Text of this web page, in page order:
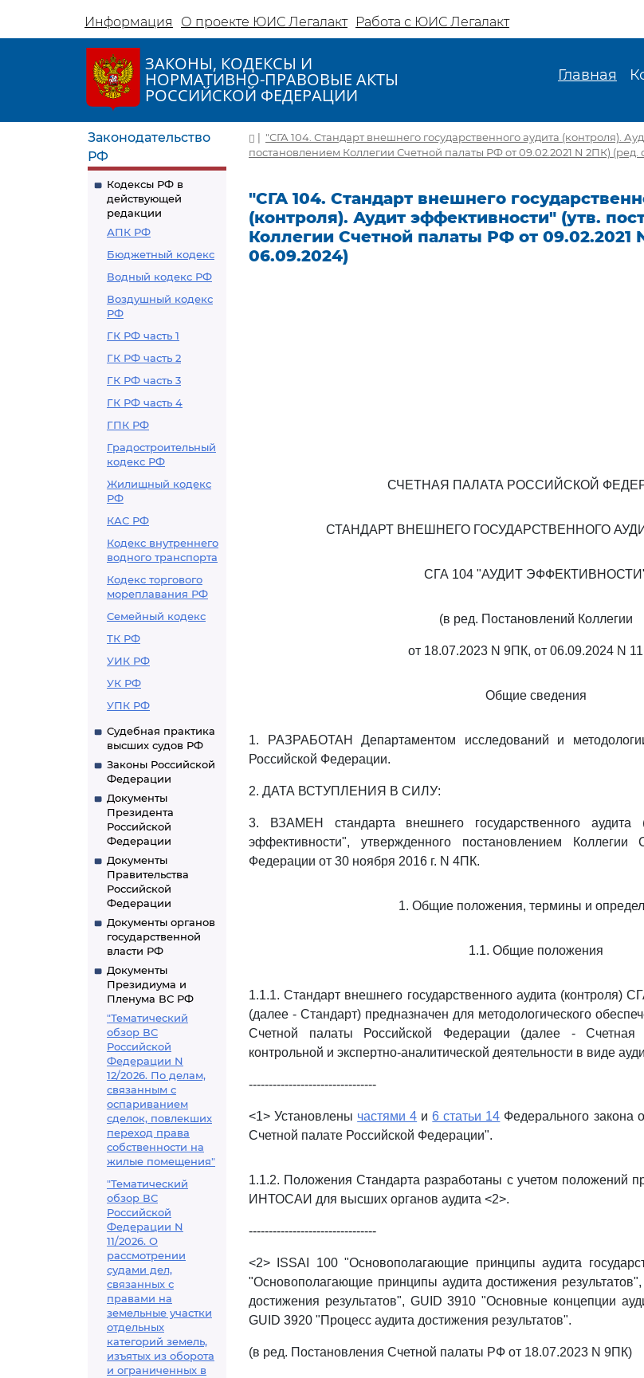
Информация О проекте ЮИС Легалакт Работа с ЮИС Легалакт
ЗАКОНЫ, КОДЕКСЫ И
НОРМАТИВНО-ПРАВОВЫЕ АКТЫ
РОССИЙСКОЙ ФЕДЕРАЦИИ
Главная
Законодательство
РФ
Кодексы РФ в
действующей
редакции
АПК РФ
Бюджетный кодекс
Водный кодекс РФ
Воздушный кодекс
РФ
ГК РФ часть 1
ГК РФ часть 2
ГК РФ часть 3
ГК РФ часть 4
ГПК РФ
Градостроительный
кодекс РФ
Жилищный кодекс
РФ
КАС РФ
Кодекс внутреннего
водного транспорта
Кодекс торгового
мореплавания РФ
Семейный кодекс
ТК РФ
УИК РФ
УК РФ
УПК РФ
Судебная практика
высших судов РФ
Законы Российской
Федерации
Документы
Президента
Российской
Федерации
Документы
Правительства
Российской
Федерации
Документы органов
государственной
власти РФ
Документы
Президиума и
Пленума ВС РФ
"Тематический
обзор ВС
Российской
Федерации N
12/2026. По делам,
связанным с
оспариванием
сделок, повлекших
переход права
собственности на
жилые помещения"
"Тематический
обзор ВС
Российской
Федерации N
11/2026. О
рассмотрении
судами дел,
связанных с
правами на
земельные участки
отдельных
категорий земель,
изъятых из оборота
и ограниченных в
| "СГА 104. Стандарт внешнего государственного аудита (контроля).
постановлением Коллегии Счетной палаты РФ от 09.02.2021 N 2ПК) (ред.
"СГА 104. Стандарт внешнего
(контроля). Аудит эффективности" (утв.
Коллегии Счетной палаты РФ от 09.02.2021
06.09.2024)
СЧЕТНАЯ ПАЛАТА РОССИЙСКОЙ
СТАНДАРТ ВНЕШНЕГО ГОСУДАРСТВЕННОГО
СГА 104 "АУДИТ
(в ред. Постановлений Коллегии
от 18.07.2023 N 9ПК, от 06.09.2024 N
Общие сведения
1. РАЗРАБОТАН Департаментом исследований и
Российской Федерации.
2. ДАТА ВСТУПЛЕНИЯ В СИЛУ:
3. ВЗАМЕН стандарта внешнего государственного
эффективности", утвержденного постановлением Коллегии
Федерации от 30 ноября 2016 г. N 4ПК.
1. Общие положения, термины и
1.1. Общие положения
1.1.1. Стандарт внешнего государственного аудита (контроля)
(далее - Стандарт) предназначен для методологического
Счетной палаты Российской Федерации (далее - Счетная
контрольной и экспертно-аналитической деятельности в виде
--------------------------------
<1> Установлены частями 4 и6 статьи 14 Федерального закона
Счетной палате Российской Федерации".
1.1.2. Положения Стандарта разработаны с учетом положений
ИНТОСАИ для высших органов аудита <2>.
--------------------------------
<2> ISSAI 100 "Основополагающие принципы аудита
"Основополагающие принципы аудита достижения
достижения результатов", GUID 3910 "Основные концепции
GUID 3920 "Процесс аудита достижения результатов".
(в ред. Постановления Счетной палаты РФ от 18.07.2023 N 9ПК)